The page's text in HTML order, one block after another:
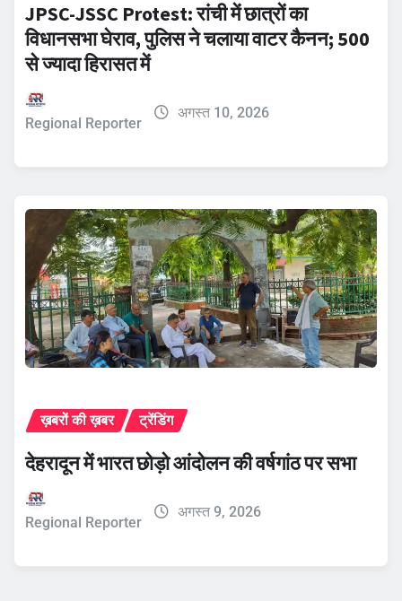
JPSC-JSSC Protest: रांची में छात्रों का
विधानसभा घेराव, पुलिस ने चलाया वाटर कैनन; 500
से ज्यादा हिरासत में
Regional Reporter
अगस्त 10, 2026
ख़बरों की ख़बर ट्रेंडिंग
देहरादून में भारत छोड़ो आंदोलन की वर्षगांठ पर सभा
Regional Reporter
अगस्त 9, 2026